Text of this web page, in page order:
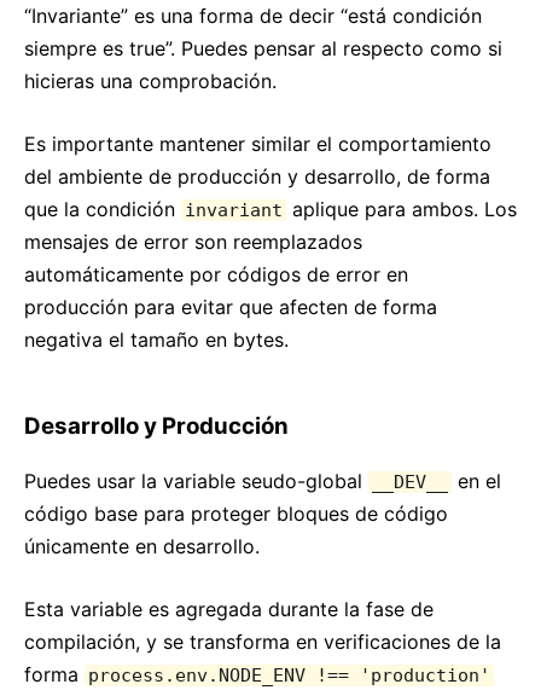
“Invariante” es una forma de decir “está condición
siempre es true”. Puedes pensar al respecto como si
hicieras una comprobación.
Es importante mantener similar el comportamiento
del ambiente de producción y desarrollo, de forma
que la condición invariant aplique para ambos. Los
mensajes de error son reemplazados
automáticamente por códigos de error en
producción para evitar que afecten de forma
negativa el tamaño en bytes.
Desarrollo y Producción
Puedes usar la variable seudo-global __DEV__
en el
código base para proteger bloques de código
únicamente en desarrollo.
Esta variable es agregada durante la fase de
compilación, y se transforma en verificaciones de la
forma process.env.NODE_ENV !== 'production'
Entornos de prueba
Cómo contribuir
Visión general de la base de código
Notas de implementación
Principios de diseño
PREGUNTAS FRECUENTES
Pasando funciones a componentes
Estado del componente
Estilo y CSS
Estructura de archivos
DOM virtual y detalles de implementación